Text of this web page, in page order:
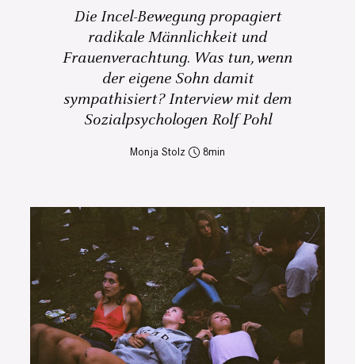
Die Incel-Bewegung propagiert
radikale Männlichkeit und
Frauenverachtung. Was tun, wenn
der eigene Sohn damit
sympathisiert? Interview mit dem
Sozialpsychologen Rolf Pohl
Monja Stolz 8